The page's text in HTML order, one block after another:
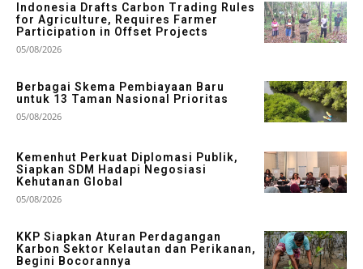
Indonesia Drafts Carbon Trading Rules
for Agriculture, Requires Farmer
Participation in Offset Projects
05/08/2026
Berbagai Skema Pembiayaan Baru
untuk 13 Taman Nasional Prioritas
05/08/2026
Kemenhut Perkuat Diplomasi Publik,
Siapkan SDM Hadapi Negosiasi
Kehutanan Global
05/08/2026
KKP Siapkan Aturan Perdagangan
Karbon Sektor Kelautan dan Perikanan,
Begini Bocorannya